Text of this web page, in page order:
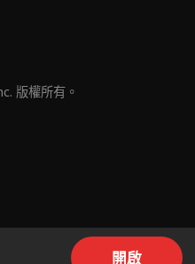
版權所有。
開啟